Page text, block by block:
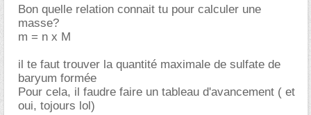
Bon quelle relation connait tu pour calculer une
masse?
m = n x M
il te faut trouver la quantité maximale de sulfate de
baryum formée
Pour cela, il faudre faire un tableau d'avancement ( et
oui, tojours lol)